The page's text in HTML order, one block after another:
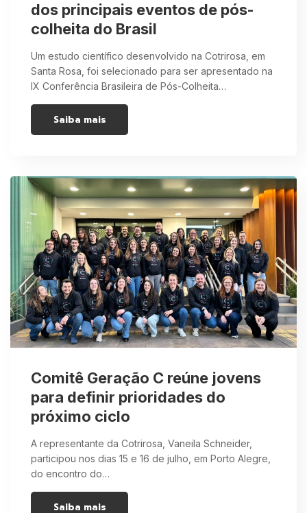
dos principais eventos de pós-
colheita do Brasil
Um estudo científico desenvolvido na Cotrirosa, em
Santa Rosa, foi selecionado para ser apresentado na
IX Conferência Brasileira de Pós-Colheita…
Saiba mais
Comitê Geração C reúne jovens
para definir prioridades do
próximo ciclo
A representante da Cotrirosa, Vaneila Schneider,
participou nos dias 15 e 16 de julho, em Porto Alegre,
do encontro do…
Saiba mais